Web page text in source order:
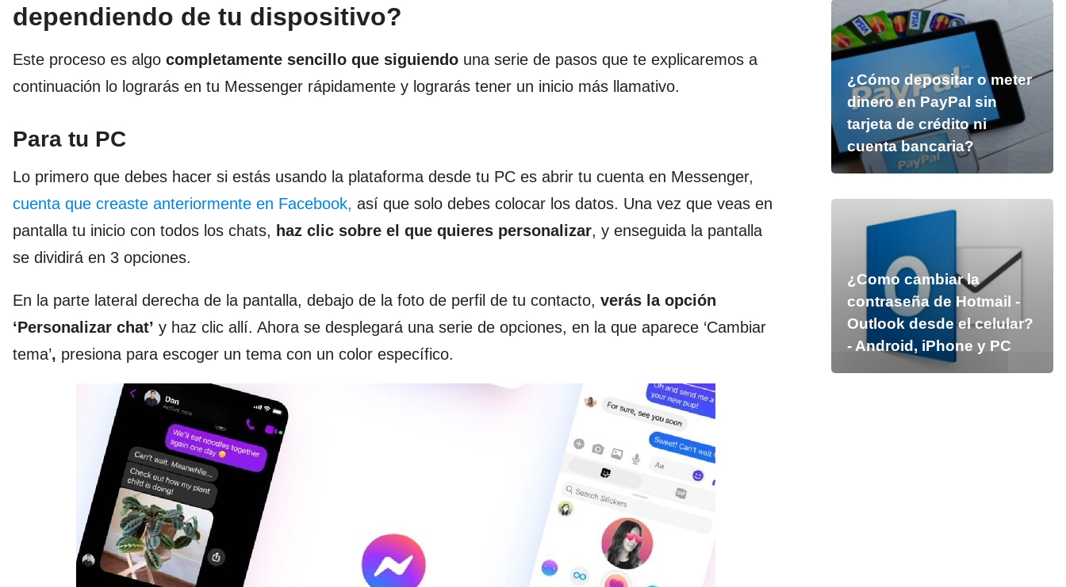
dependiendo de tu dispositivo?
Este proceso es algo completamente sencillo que siguiendo una serie de pasos que te explicaremos a
continuación lo lograrás en tu Messenger rápidamente y lograrás tener un inicio más llamativo.
Para tu PC
Lo primero que debes hacer si estás usando la plataforma desde tu PC es abrir tu cuenta en Messenger,
cuenta que creaste anteriormente en Facebook, así que solo debes colocar los datos. Una vez que veas en
pantalla tu inicio con todos los chats, haz clic sobre el que quieres personalizar, y enseguida la pantalla
se dividirá en 3 opciones.
En la parte lateral derecha de la pantalla, debajo de la foto de perfil de tu contacto, verás la opción
‘Personalizar chat’ y haz clic allí. Ahora se desplegará una serie de opciones, en la que aparece ‘Cambiar
tema’, presiona para escoger un tema con un color específico.
¿Cómo depositar o meter
dinero en PayPal sin
tarjeta de crédito ni
cuenta bancaria?
¿Como cambiar la
contraseña de Hotmail -
Outlook desde el celular?
- Android, iPhone y PC